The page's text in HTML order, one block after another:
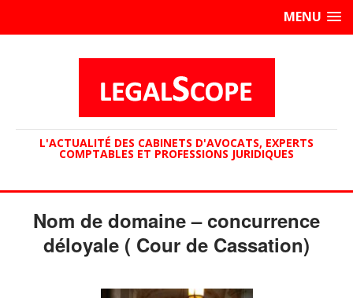
MENU
L'ACTUALITÉ DES CABINETS D'AVOCATS, EXPERTS
COMPTABLES ET PROFESSIONS JURIDIQUES
Nom de domaine – concurrence
déloyale ( Cour de Cassation)